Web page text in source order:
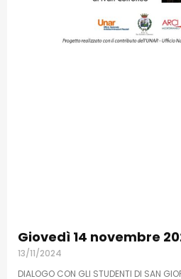
Giovedì 14 novembre
13/11/2024
DIALOGO CON GLI STUDENTI DI SAN